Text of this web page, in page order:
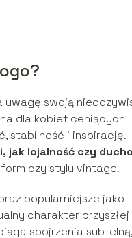
swoją
dla kobiet ceniących
stabilność i inspirację.
jak lojalność czy
czy stylu vintage.
popularniejsze jako
charakter przyszłej
spojrzenia subtelną,